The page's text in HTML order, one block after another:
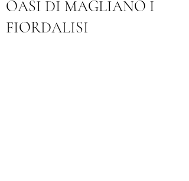
OASI DI MAGLIANO I
FIORDALISI